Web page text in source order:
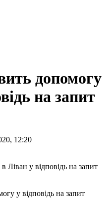
допомогу
на запит
12:20
у відповідь на запит